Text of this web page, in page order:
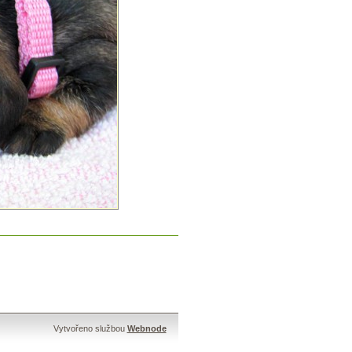
Vytvořeno službou Webnode